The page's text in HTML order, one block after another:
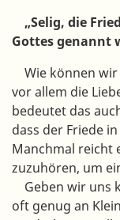
„Selig, die
Gottes genannt
Wie können wir
vor allem die
bedeutet das
dass der Friede
Manchmal reicht
zuzuhören, um
Geben wir uns
oft genug an